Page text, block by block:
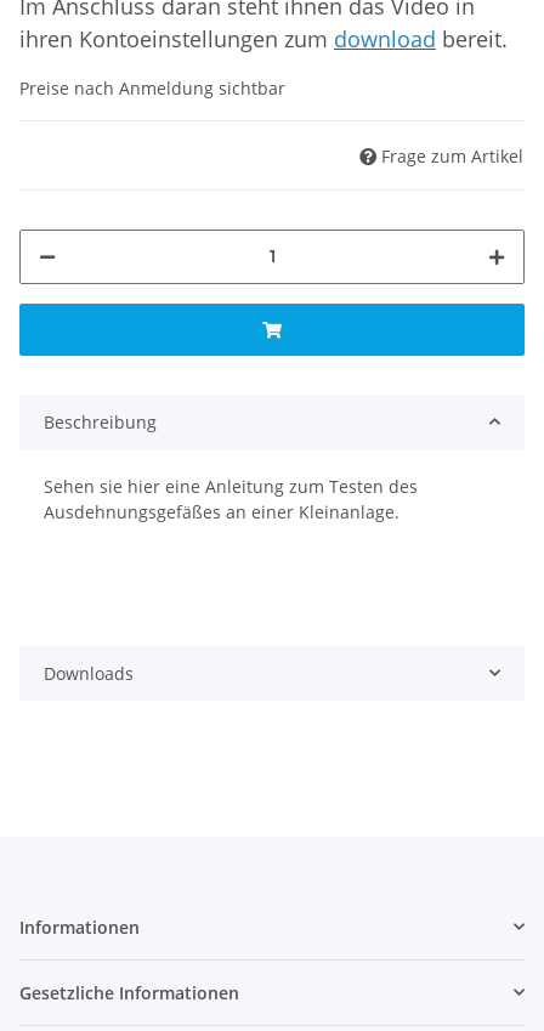
ihren Kontoeinstellungen zum download bereit.
Preise nach Anmeldung sichtbar
Frage zum Artikel
Beschreibung
Sehen sie hier eine Anleitung zum Testen des
Ausdehnungsgefäßes an einer Kleinanlage.
Downloads
Informationen
Gesetzliche Informationen